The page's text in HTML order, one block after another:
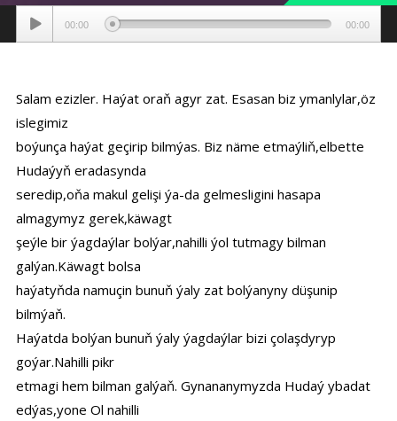
Аудиоплеер
00:00 00:00
Salam ezizler. Haýat oraň agyr zat. Esasan biz ymanlylar,öz
islegimiz
boýunça haýat geçirip bilmýas. Biz näme etmaýliň,elbette
Hudaýyň eradasynda
seredip,oňa makul gelişi ýa-da gelmesligini hasapa
almagymyz gerek,käwagt
şeýle bir ýagdaýlar bolýar,nahilli ýol tutmagy bilman
galýan.Käwagt bolsa
haýatyňda namuçin bunuň ýaly zat bolýanyny düşunip
bilmýaň.
Haýatda bolýan bunuň ýaly ýagdaýlar bizi çolaşdyryp
goýar.Nahilli pikr
etmagi hem bilman galýaň. Gynananymyzda Hudaý ybadat
edýas,yone Ol nahilli